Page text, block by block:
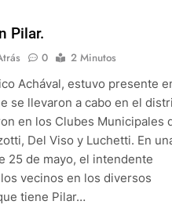
Pilar.
0
2 Minutos
Achával, estuvo presente
se llevaron a cabo en el
en los Clubes Municipales
Del Viso y Luchetti. En
25 de mayo, el intendente
vecinos en los diversos
tiene Pilar…